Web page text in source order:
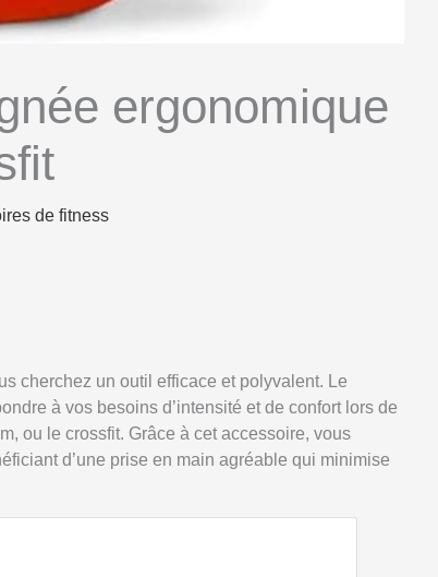
ergonomique
de fitness
cherchez un outil efficace et polyvalent. Le
à vos besoins d’intensité et de confort lors de
ou le crossfit. Grâce à cet accessoire, vous
d’une prise en main agréable qui minimise